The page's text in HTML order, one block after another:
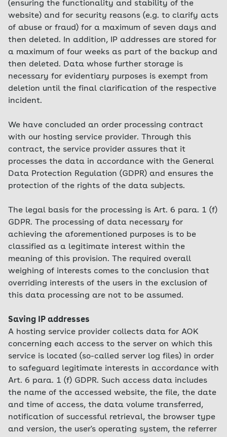
(ensuring the functionality and stability of the
website) and for security reasons (e.g. to clarify acts
of abuse or fraud) for a maximum of seven days and
then deleted. In addition, IP addresses are stored for
a maximum of four weeks as part of the backup and
then deleted. Data whose further storage is
necessary for evidentiary purposes is exempt from
deletion until the final clarification of the respective
incident.
We have concluded an order processing contract
with our hosting service provider. Through this
contract, the service provider assures that it
processes the data in accordance with the General
Data Protection Regulation (GDPR) and ensures the
protection of the rights of the data subjects.
The legal basis for the processing is Art. 6 para. 1 (f)
GDPR. The processing of data necessary for
achieving the aforementioned purposes is to be
classified as a legitimate interest within the
meaning of this provision. The required overall
weighing of interests comes to the conclusion that
overriding interests of the users in the exclusion of
this data processing are not to be assumed.
Saving IP addresses
A hosting service provider collects data for AOK
concerning each access to the server on which this
service is located (so-called server log files) in order
to safeguard legitimate interests in accordance with
Art. 6 para. 1 (f) GDPR. Such access data includes
the name of the accessed website, the file, the date
and time of access, the data volume transferred,
notification of successful retrieval, the browser type
and version, the user's operating system, the referrer